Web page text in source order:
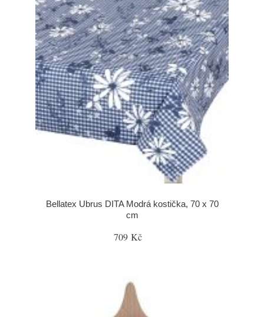
Bellatex Ubrus DITA Modrá kostička, 70 x 70
cm
709 Kč